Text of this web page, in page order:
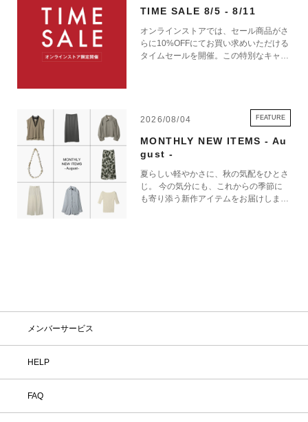
TIME SALE 8/5 - 8/11
オンラインストアでは、セール商品がさ
らに10%OFFにてお買い求めいただける
タイムセールを開催。この特別なキャン
2026/08/04 FEATURE
MONTHLY NEW ITEMS - Au
gust -
夏らしい軽やかさに、秋の気配をひとさ
じ。 今の気分にも、これからの季節に
も寄り添う新作アイテムをお届けしま
メンバーサービス
HELP
FAQ